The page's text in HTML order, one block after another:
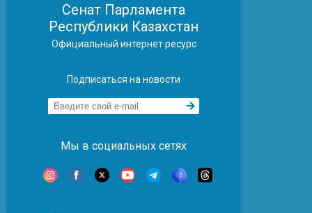
Сенат Парламента
Республики Казахстан
Официальный интернет ресурс
Подписаться на новости
Мы в социальных сетях